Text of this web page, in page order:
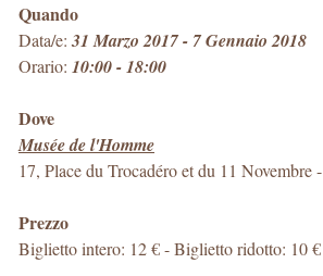
Quando
Data/e:31 Marzo 2017 - 7 Gennaio 2018
Orario: 10:00 - 18:00
Dove
Musée de l'Homme
17, Place du Trocadéro et du 11 Novembre-
Prezzo
Biglietto intero: 12 € - Biglietto ridotto: 10 €